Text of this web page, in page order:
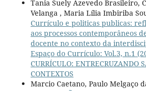
Tania Suely Azevedo Brasileiro,
Velanga , Maria Lília Imbiriba
Currículo e politicas publicas:
aos processos contemporâneos
docente no contexto da
Espaço do Currículo: Vol.3, n.1
CURRÍCULO: ENTRECRUZANDO
CONTEXTOS
Marcio Caetano, Paulo Melgaço